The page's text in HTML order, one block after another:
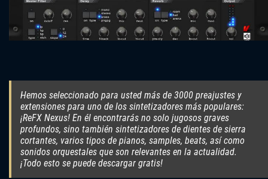
Hemos seleccionado para usted más de 3000 preajustes y
extensiones para uno de los sintetizadores más populares:
¡ReFX Nexus! En él encontrarás no solo jugosos graves
profundos, sino también sintetizadores de dientes de sierra
cortantes, varios tipos de pianos, samples, beats, así como
sonidos orquestales que son relevantes en la actualidad.
¡Todo esto se puede descargar gratis!